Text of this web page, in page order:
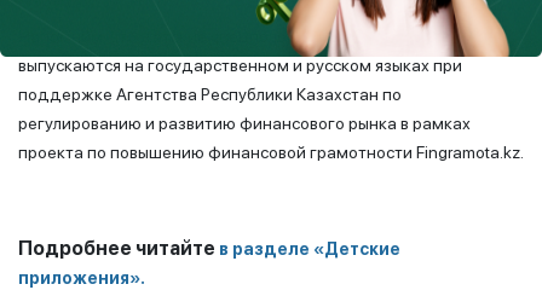
Напомним, что детские спецполосы в журнале «OYLA»
выпускаются на государственном и русском языках при
поддержке Агентства Республики Казахстан по
регулированию и развитию финансового рынка в рамках
проекта по повышению финансовой грамотности Fingramota.kz.
Подробнее читайте в разделе «Детские
приложения».